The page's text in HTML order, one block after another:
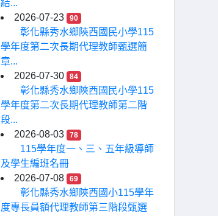
結...
2026-07-23
90
彰化縣秀水鄉陝西國民小學115
學年度第二次長期代理教師甄選簡
章...
2026-07-30
84
彰化縣秀水鄉陝西國民小學115
學年度第二次長期代理教師第二階
段...
2026-08-03
78
115學年度一、三、五年級導師
及學生編班名冊
2026-07-08
69
彰化縣秀水鄉陝西國小115學年
度專長員額代理教師第三階段甄選